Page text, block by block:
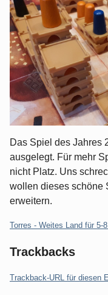
Das Spiel des Jahres
ausgelegt. Für mehr
nicht Platz. Uns
wollen dieses schöne
erweitern.
Kategorien:
Torres - Weites Land für 5-
Trackbacks
Trackback-URL für diesen